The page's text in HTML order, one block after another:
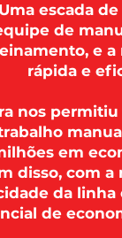
escada
de
e
rápida e
nos
em
disso, com
da
de